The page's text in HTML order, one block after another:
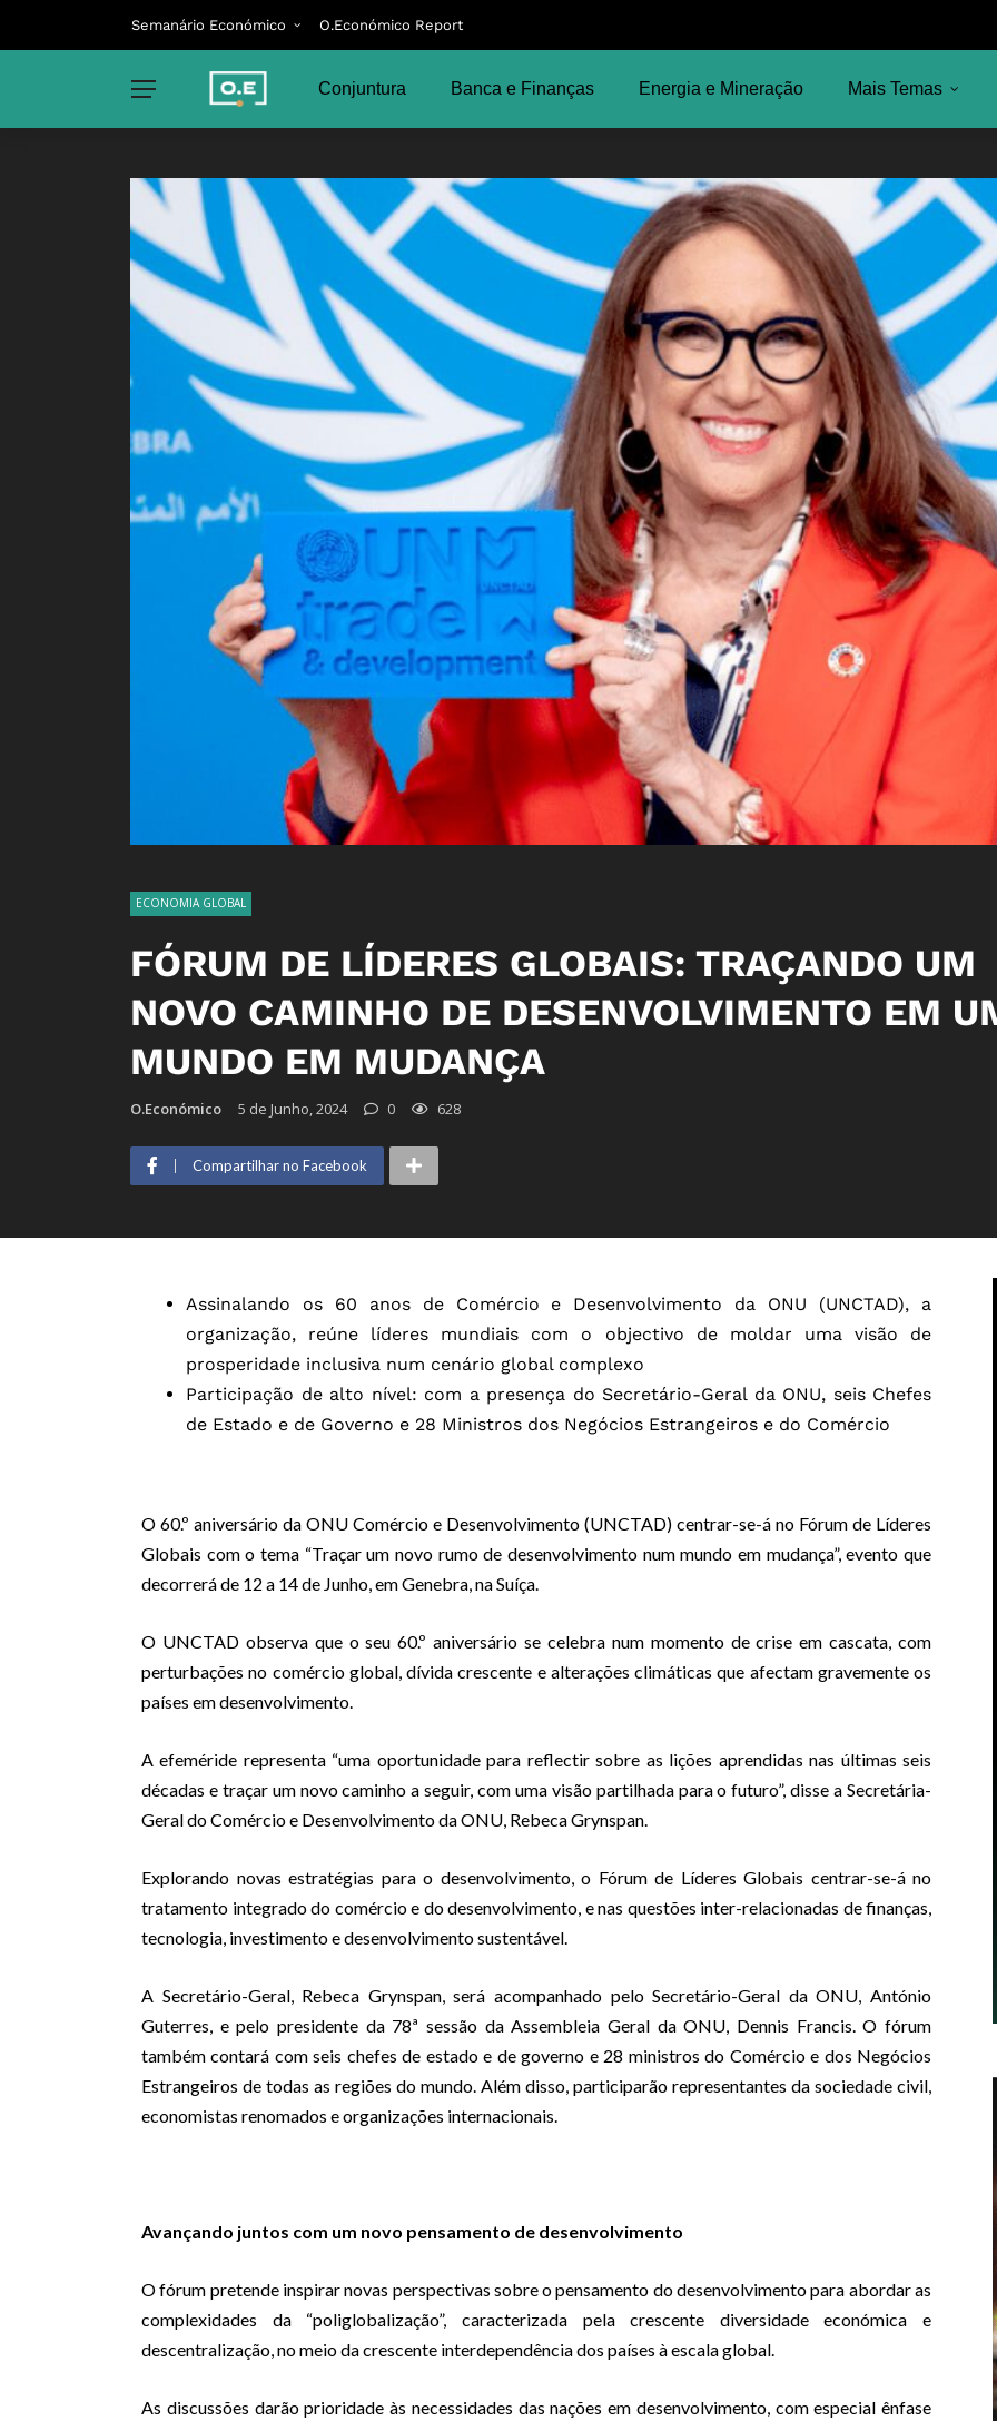
Semanário Económico O.Económico Report
Conjuntura Banca e Finanças Energia e Mineração Mais Temas
ECONOMIA GLOBAL
FÓRUM DE LÍDERES GLOBAIS: TRAÇANDO UM
NOVO CAMINHO DE DESENVOLVIMENTO EM
MUNDO EM MUDANÇA
O.Económico 5 de Junho, 2024 0 628
Compartilhar no Facebook
Assinalando os 60 anos de Comércio e Desenvolvimento da ONU (UNCTAD), a
organização, reúne líderes mundiais com o objectivo de moldar uma visão de
prosperidade inclusiva num cenário global complexo
Participação de alto nível: com a presença do Secretário-Geral da ONU, seis Chefes
de Estado e de Governo e 28 Ministros dos Negócios Estrangeiros e do Comércio
O 60.º aniversário da ONU Comércio e Desenvolvimento (UNCTAD) centrar-se-á no Fórum de Líderes
Globais com o tema “Traçar um novo rumo de desenvolvimento num mundo em mudança”, evento que
decorrerá de 12 a 14 de Junho, em Genebra, na Suíça.
O UNCTAD observa que o seu 60.º aniversário se celebra num momento de crise em cascata, com
perturbações no comércio global, dívida crescente e alterações climáticas que afectam gravemente os
países em desenvolvimento.
A efeméride representa “uma oportunidade para reflectir sobre as lições aprendidas nas últimas seis
décadas e traçar um novo caminho a seguir, com uma visão partilhada para o futuro”, disse a Secretária-
Geral do Comércio e Desenvolvimento da ONU, Rebeca Grynspan.
Explorando novas estratégias para o desenvolvimento, o Fórum de Líderes Globais centrar-se-á no
tratamento integrado do comércio e do desenvolvimento, e nas questões inter-relacionadas de finanças,
tecnologia, investimento e desenvolvimento sustentável.
A Secretário-Geral, Rebeca Grynspan, será acompanhado pelo Secretário-Geral da ONU, António
Guterres, e pelo presidente da 78ª sessão da Assembleia Geral da ONU, Dennis Francis. O fórum
também contará com seis chefes de estado e de governo e 28 ministros do Comércio e dos Negócios
Estrangeiros de todas as regiões do mundo. Além disso, participarão representantes da sociedade civil,
economistas renomados e organizações internacionais.
Avançando juntos com um novo pensamento de desenvolvimento
O fórum pretende inspirar novas perspectivas sobre o pensamento do desenvolvimento para abordar as
complexidades da “poliglobalização”, caracterizada pela crescente diversidade económica e
descentralização, no meio da crescente interdependência dos países à escala global.
As discussões darão prioridade às necessidades das nações em desenvolvimento, com especial ênfase